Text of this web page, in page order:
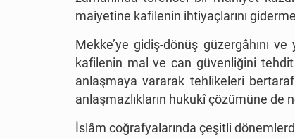
maiyetine kafilenin ihtiyaçlarını
Mekke’ye gidiş-dönüş güzergâhını
kafilenin mal ve can güvenliğini tehdit
anlaşmaya vararak tehlikeleri
anlaşmazlıkların hukukî çözümüne
İslâm coğrafyalarında çeşitli